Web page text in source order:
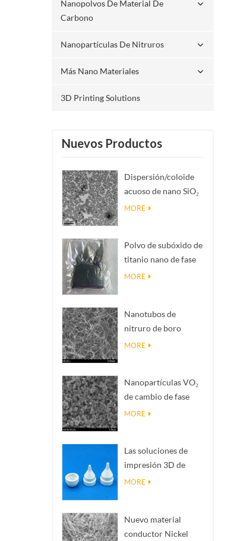
Nanopolvos De Material De
Carbono
Nanopartículas De Nitruros
Más Nano Materiales
3D Printing Solutions
Nuevos Productos
Dispersión/coloide
acuoso de nano SiO₂
esférico
MORE
Polvo de subóxido de
titanio nano de fase
Magnéli Ti₄O₇
MORE
Nanotubos de
nitruro de boro
(BNNTs): rellenos de
térmica
MORE
Nanopartículas VO₂
de cambio de fase
inteligente: respuesta
MORE
Las soluciones de
impresión 3D de
cerámica de
imposibles en
realidad
MORE
Nuevo material
conductor Nickel